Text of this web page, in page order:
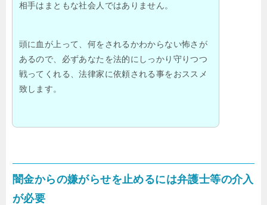
相手はまともな社会人ではありません。
頭に血が上って、何をされるかわからない怖さが
あるので、必ずあなたを法的にしっかり守りつつ
戦ってくれる、法律家に依頼される事をおススメ
致します。
闇金からの嫌がらせを止めるには弁護士等の介入
が必要